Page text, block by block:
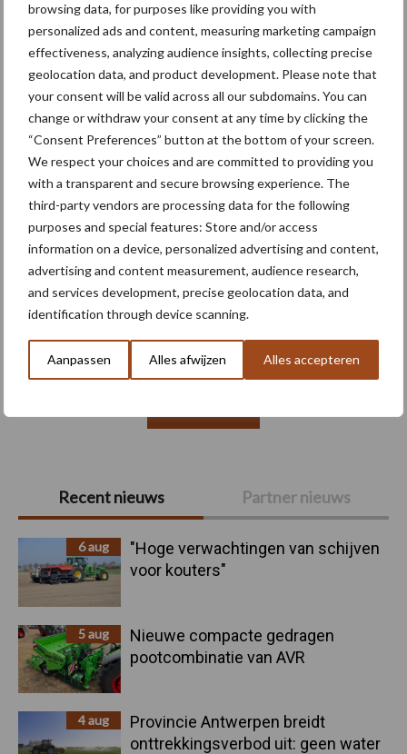
browsing data, for purposes like providing you with
personalized ads and content, measuring marketing campaign
effectiveness, analyzing audience insights, collecting precise
geolocation data, and product development. Please note that
your consent will be valid across all our subdomains. You can
change or withdraw your consent at any time by clicking the
“Consent Preferences” button at the bottom of your screen.
We respect your choices and are committed to providing you
with a transparent and secure browsing experience. The
third-party vendors are processing data for the following
purposes and special features: Store and/or access
information on a device, personalized advertising and content,
advertising and content measurement, audience research,
and services development, precise geolocation data, and
identification through device scanning.
Aanpassen Alles afwijzen Alles accepteren
Primaire
Sidebar
Recent nieuws Partner nieuws
6 aug
"Hoge verwachtingen van schijven
voor kouters"
5 aug
Nieuwe compacte gedragen
pootcombinatie van AVR
4 aug
Provincie Antwerpen breidt
onttrekkingsverbod uit: geen water
aardappelproducten scoren
in Azië tijdens FHA
Singapore
Meer lezen over:
Maak uw keuze
Machines Duurzaamheid